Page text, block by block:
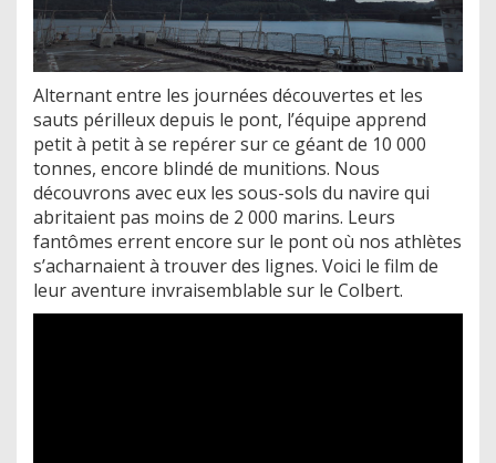
Alternant entre les journées découvertes et les
sauts périlleux depuis le pont, l’équipe apprend
petit à petit à se repérer sur ce géant de 10 000
tonnes, encore blindé de munitions. Nous
découvrons avec eux les sous-sols du navire qui
abritaient pas moins de 2 000 marins. Leurs
fantômes errent encore sur le pont où nos athlètes
s’acharnaient à trouver des lignes. Voici le film de
leur aventure invraisemblable sur le Colbert.